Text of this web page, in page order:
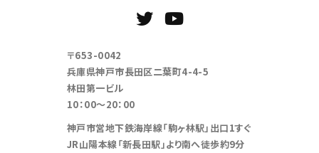
〒653-0042
兵庫県神戸市長田区二葉町4-4-5
林田第一ビル
10：00～20：00
神戸市営地下鉄海岸線「駒ヶ林駅」出口1すぐ
JR山陽本線「新長田駅」より南へ徒歩約9分